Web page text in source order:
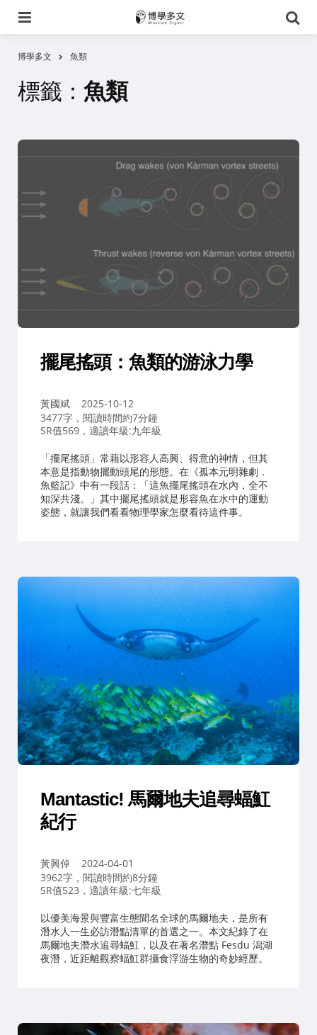
尋
博學多文 魚類
標籤： 魚類
擺尾搖頭：魚類的游泳力學
作
者：
黃國斌
2025-10-12
3477字，閱讀時間約7分鐘
SR值569，適讀年級:九年級
「擺尾搖頭」常藉以形容人高興、得意的神情，但其
本意是指動物擺動頭尾的形態。在《孤本元明雜劇．
魚籃記》中有一段話：「這魚擺尾搖頭在水內，全不
知深共淺。」其中擺尾搖頭就是形容魚在水中的運動
姿態，就讓我們看看物理學家怎麼看待這件事。
Mantastic! 馬爾地夫追尋蝠魟
紀行
作
者：
黃興倬
2024-04-01
3962字，閱讀時間約8分鐘
SR值523，適讀年級:七年級
以優美海景與豐富生態聞名全球的馬爾地夫，是所有
潛水人一生必訪潛點清單的首選之一。本文紀錄了在
馬爾地夫潛水追尋蝠魟，以及在著名潛點 Fesdu 潟湖
夜潛，近距離觀察蝠魟群攝食浮游生物的奇妙經歷。